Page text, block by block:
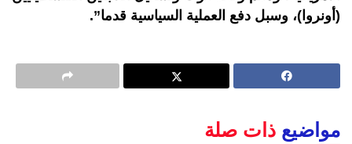
(أونروا)، وسبل دفع العملية السياسية قدما”.
مواضيع ذات صلة